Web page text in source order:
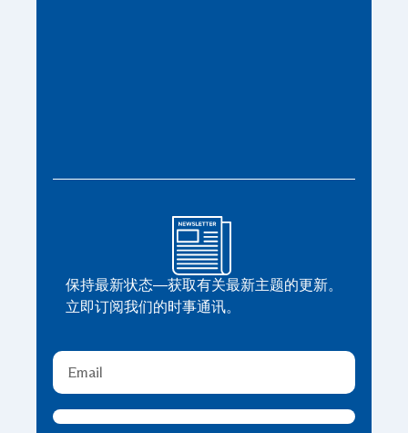
保持最新状态—获取有关最新主题的更新。
立即订阅我们的时事通讯。